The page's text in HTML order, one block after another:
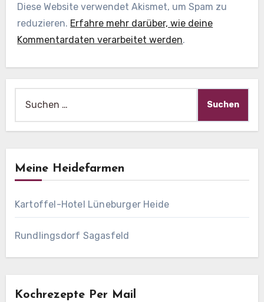
Diese Website verwendet Akismet, um Spam zu
reduzieren. Erfahre mehr darüber, wie deine
Kommentardaten verarbeitet werden.
Meine Heidefarmen
Kartoffel-Hotel Lüneburger Heide
Rundlingsdorf Sagasfeld
Kochrezepte Per Mail